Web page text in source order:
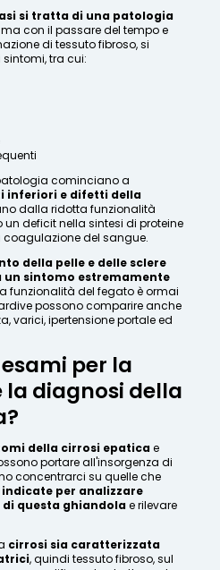
si tratta di una patologia
ma con il passare del tempo e
di tessuto fibroso, si
tra cui:
cominciano a
inferiori e difetti della
dalla ridotta funzionalità
deficit nella sintesi di proteine
coagulazione del sangue.
della pelle e delle sclere
un sintomo estremamente
funzionalità del fegato è ormai
possono comparire anche
varici, ipertensione portale ed
per la
la diagnosi della
della cirrosi epaticae
portare all'insorgenza di
concentrarci su quelle che
per analizzare
questa ghiandolae rilevare
cirrosi sia caratterizzata
, quindi tessuto fibroso, sul